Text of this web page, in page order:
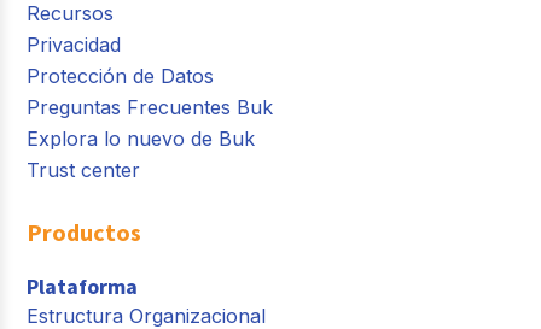
Recursos
Privacidad
Protección de Datos
Preguntas Frecuentes Buk
Explora lo nuevo de Buk
Trust center
Productos
Plataforma
Estructura Organizacional